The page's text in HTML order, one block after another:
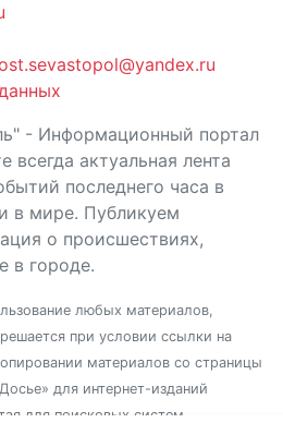
- Информационный портал
всегда актуальная лента
последнего часа в
в мире. Публикуем
о происшествиях,
в городе.
любых материалов,
при условии ссылки на
материалов со страницы
для интернет-изданий
для поисковых систем